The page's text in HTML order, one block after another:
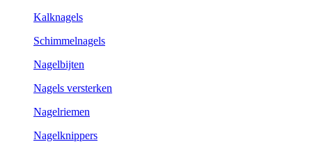
Kalknagels
Schimmelnagels
Nagelbijten
Nagels versterken
Nagelriemen
Nagelknippers